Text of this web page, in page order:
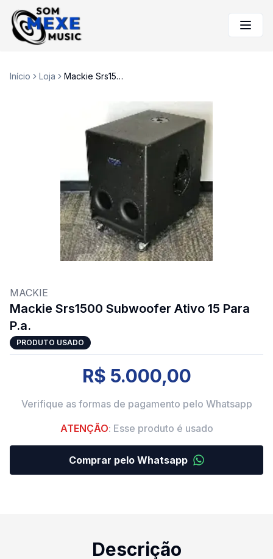
Início Loja Mackie Srs1500 Subwoofer Ativo 15 Para P.a.
MACKIE
Mackie Srs1500 Subwoofer Ativo 15 Para
P.a.
PRODUTO USADO
R$ 5.000,00
Verifique as formas de pagamento pelo Whatsapp
ATENÇÃO: Esse produto é usado
Comprar pelo Whatsapp
Descrição